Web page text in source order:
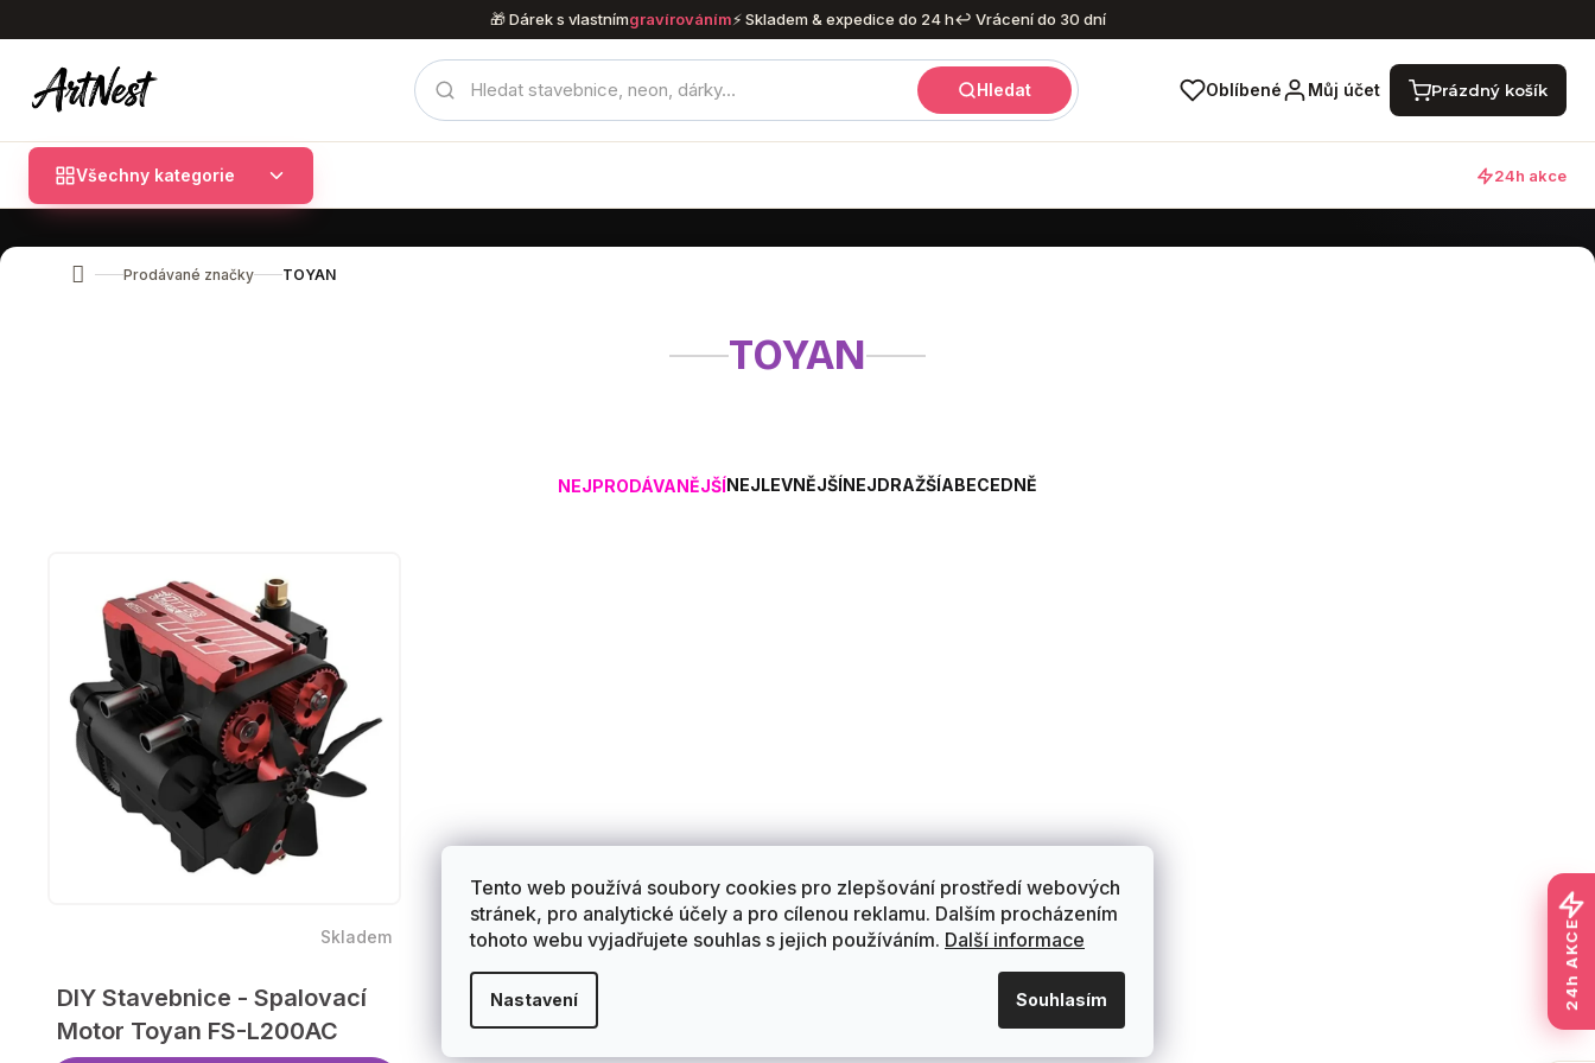
Tento web používá soubory cookies pro zlepšování prostředí webových
stránek, pro analytické účely a pro cílenou reklamu. Dalším procházením
tohoto webu vyjadřujete souhlas s jejich používáním. Další informace
Nastavení Souhlasím
na
🎁 Dárek s vlastnímgravírováním⚡ Skladem & expedice do 24 h↩ Vrácení do 30 dní
Hledat Oblíbené Můj účet Nákupní košík
Prázdný košík
Všechny kategorie 24h akce
DomůProdávané značky TOYAN
TOYAN
n
d
NEJPRODÁVANĚJŠÍNEJLEVNĚJŠÍNEJDRAŽŠÍABECEDNĚ
p
o
d
DIY Stavebnice - Spalovací
Motor Toyan FS-L200AC
Skladem 24h AKCE